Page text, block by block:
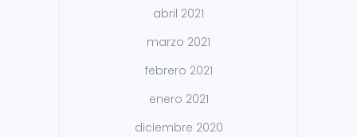
abril 2021
marzo 2021
febrero 2021
enero 2021
diciembre 2020